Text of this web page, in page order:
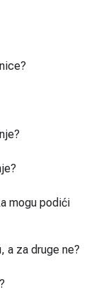
mogu podići
a za druge ne?